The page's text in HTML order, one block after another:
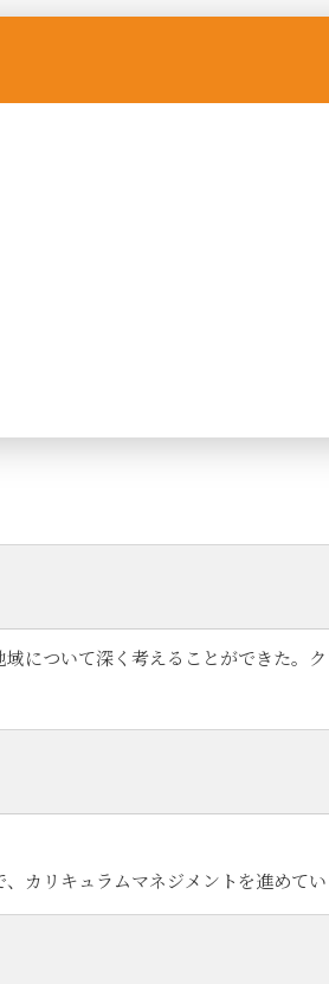
について深く考えることができた。
カリキュラムマネジメントを進めてい